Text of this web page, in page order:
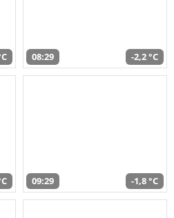
08:29 -2,2 °C
09:29 -1,8 °C